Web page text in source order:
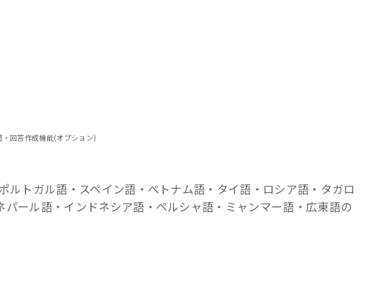
回答作成機能(オプション)
トガル語・スペイン語・ベトナム語・タイ語・ロシア語・タガロ
ール語・インドネシア語・ペルシャ語・ミャンマー語・広東語の